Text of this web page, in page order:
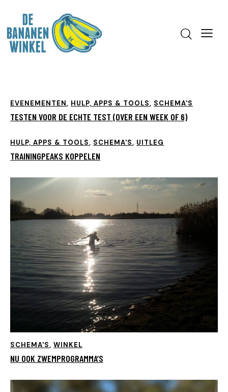
EVENEMENTEN, HULP, APPS & TOOLS, SCHEMA'S
TESTEN VOOR DE ECHTE TEST (OVER EEN WEEK OF 6)
HULP, APPS & TOOLS, SCHEMA'S, UITLEG
TRAININGPEAKS KOPPELEN
SCHEMA'S, WINKEL
NU OOK ZWEMPROGRAMMA’S